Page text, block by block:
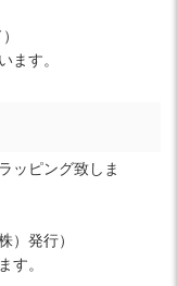
ます。
ッピング致しま
）発行）
す。